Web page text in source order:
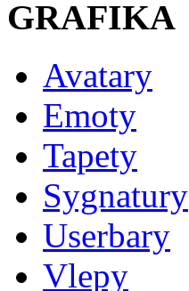
GRAFIKA
Avatary
Emoty
Tapety
Sygnatury
Userbary
Vlepy